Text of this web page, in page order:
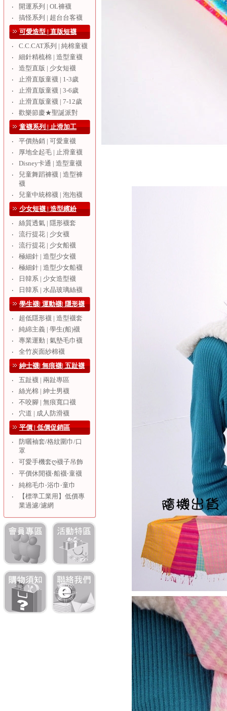
‧
開運系列 | OL褲襪
‧
搞怪系列 | 超台台客襪
可愛造型 | 直版短襪
‧
C.C.CAT系列 | 純棉童襪
‧
細針精梳棉 | 造型童襪
‧
造型直版 | 少女短襪
‧
止滑直版童襪 | 1-3歲
‧
止滑直版童襪 | 3-6歲
‧
止滑直版童襪 | 7-12歲
‧
歡樂節慶★聖誕派對
童襪系列 | 止滑加工
‧
平價熱銷 | 可愛童襪
‧
厚地全起毛 | 止滑童襪
‧
Disney卡通 | 造型童襪
‧
兒童舞蹈褲襪 | 造型褲
襪
‧
兒童中統棉襪 | 泡泡襪
少女短襪 | 造型繽紛
‧
絲質透氣 | 隱形襪套
‧
流行提花 | 少女襪
‧
流行提花 | 少女船襪
‧
極細針 | 造型少女襪
‧
極細針 | 造型少女船襪
‧
日韓系 | 少女造型襪
‧
日韓系 | 水晶玻璃絲襪
學生襪| 運動襪| 隱形襪
‧
超低隱形襪 | 造型襪套
‧
純綿主義 | 學生(船)襪
‧
專業運動 | 氣墊毛巾襪
‧
全竹炭面紗棉襪
紳士襪| 無痕襪| 五趾襪
‧
五趾襪 | 兩趾專區
‧
絲光棉 | 紳士男襪
‧
不咬腳 | 無痕寬口襪
‧
穴道 | 成人防滑襪
平價 | 低價促銷區
‧
防曬袖套/格紋圍巾/口
罩
‧
可愛手機套ღ襪子吊飾
‧
平價休閒襪‧船襪‧童襪
‧
純棉毛巾‧浴巾‧童巾
‧
【標準工業用】低價專
業過濾/濾網